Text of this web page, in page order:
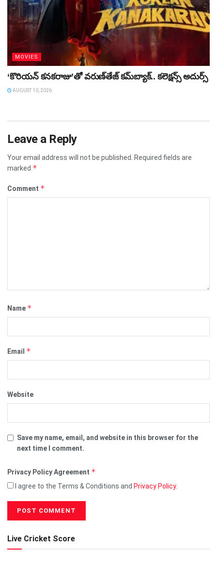
MOVIES
‘కొరియన్‌ కనకరాజు’తో వరుణ్‌తేజ్‌ కమ్‌బ్యాక్‌.. కలెక్షన్స్‌ అదుర్స్‌
AUGUST 10, 2026
Leave a Reply
Your email address will not be published. Required fields are
marked *
Comment *
Name *
Email *
Website
Save my name, email, and website in this browser for the
next time I comment.
Privacy Policy Agreement *
I agree to the Terms & Conditions and Privacy Policy.
Live Cricket Score